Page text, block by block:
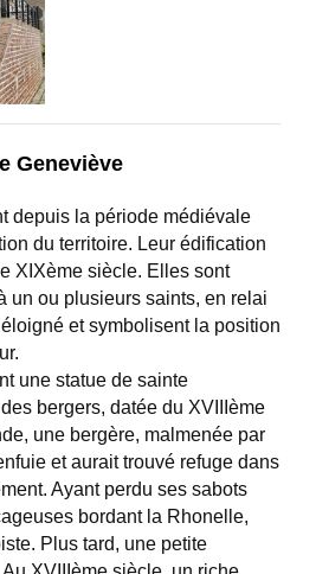
Geneviève
depuis la période médiévale
du territoire. Leur édification
XIXème siècle. Elles sont
un ou plusieurs saints, en relai
et symbolisent la position
une statue de sainte
bergers, datée du XVIIIème
une bergère, malmenée par
et aurait trouvé refuge dans
Ayant perdu ses sabots
bordant la Rhonelle,
Plus tard, une petite